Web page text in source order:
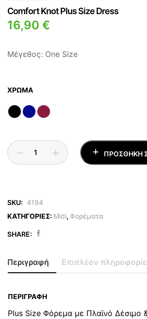
Comfort Knot Plus Size Dress
16,90 €
Μέγεθος: One Size
ΧΡΏΜΑ
Knot
Plus
Dress
quantity
ΠΡΟΣΘΉΚΗ
SKU: 4194
ΚΑΤΗΓΟΡΙΕΣ: Midi, Φορέματα
SHARE:
Περιγραφή Επιπλέον
ΠΕΡΙΓΡΑΦΉ
Plus Size Φόρεμα με Πλαϊνό Δέσιμο